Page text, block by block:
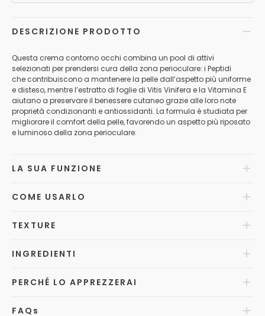
DESCRIZIONE PRODOTTO
Questa crema contorno occhi combina un pool di attivi
selezionati per prendersi cura della zona perioculare: i Peptidi
che contribuiscono a mantenere la pelle dall’aspetto più uniforme
e disteso, mentre l’estratto di foglie di Vitis Vinifera e la Vitamina E
aiutano a preservare il benessere cutaneo grazie alle loro note
proprietà condizionanti e antiossidanti. La formula è studiata per
migliorare il comfort della pelle, favorendo un aspetto più riposato
e luminoso della zona perioculare.
LA SUA FUNZIONE
COME USARLO
TEXTURE
INGREDIENTI
PERCHÉ LO APPREZZERAI
FAQ s